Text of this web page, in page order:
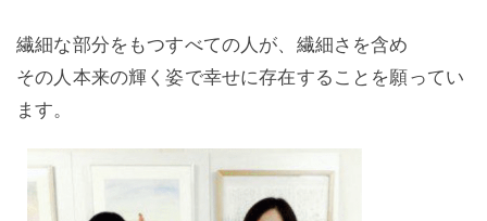
繊細な部分をもつすべての人が、繊細さを含め
その人本来の輝く姿で幸せに存在することを願ってい
ます。